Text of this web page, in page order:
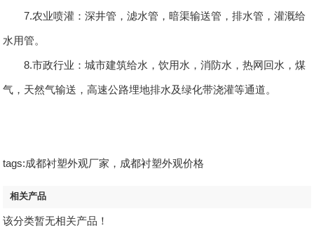
7.农业喷灌：深井管，滤水管，暗渠输送管，排水管，灌溉给
水用管。
8.市政行业：城市建筑给水，饮用水，消防水，热网回水，煤
气，天然气输送，高速公路埋地排水及绿化带浇灌等通道。
tags:成都衬塑外观厂家，成都衬塑外观价格
相关产品
该分类暂无相关产品！